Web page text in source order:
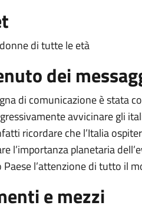
di tutte le età
dei
di comunicazione è stata
avvicinare gli
ricordare che l’Italia
l’importanza planetaria
l’attenzione di tutto il
e mezzi